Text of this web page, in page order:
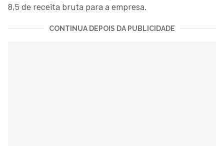
8,5 de receita bruta para a empresa.
CONTINUA DEPOIS DA PUBLICIDADE